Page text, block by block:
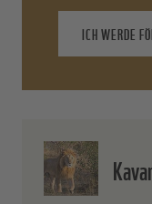
ICH WERDE